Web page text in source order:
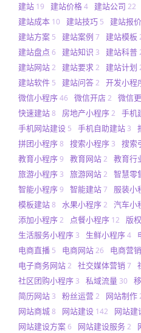
建站 19 建站价格4 建站公司 22
建站成本 10 建站技巧 5 建站报价
建站方案 5 建站案例 7 建站模板
建站盘点 6 建站知识 3 建站科普
建站网站2 建站要求2 建站计划
建站软件 5 建站问答2 开发小程
微信小程序46 微信开店2 微信
快速建站8 房地产小程序2 手机
手机网站建设 5 手机自助建站 3
拼团小程序8 搜索小程序 3 搜索
教育小程序9 教育网站2 教育行
旅游小程序 3 旅游网站2 智慧零
智能小程序9 智能建站7 服装小
模板建站8 水果小程序2 汽车小
添加小程序2 点餐小程序 12 版
生活服务小程序 3 生鲜小程序4
电商直播 5 电商网站26 电商营销
电子商务网站2 社交媒体营销 7
社区团购小程序 3 私域流量 30
简历网站 3 粉丝运营2 网站制作
网站商城8 网站建设 142 网站建
网站建设方案6 网站建设服务2